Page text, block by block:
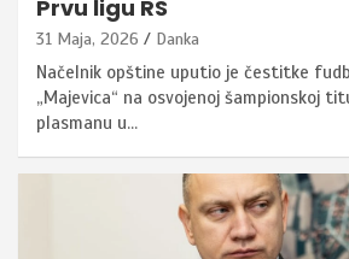
Prvu ligu RS
31 Maja, 2026 Danka
Načelnik opštine uputio je čestitke
„Majevica“ na osvojenoj šampionskoj
plasmanu u…